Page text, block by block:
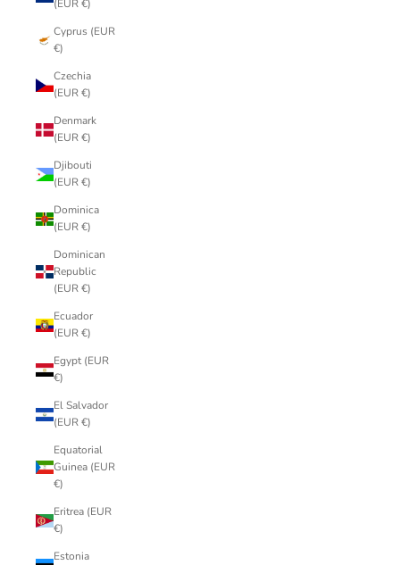
(EUR €)
Cyprus (EUR
€)
Czechia
(EUR €)
Denmark
(EUR €)
Djibouti
(EUR €)
Dominica
(EUR €)
Dominican
Republic
(EUR €)
Ecuador
(EUR €)
Egypt (EUR
€)
El Salvador
(EUR €)
Equatorial
Guinea (EUR
€)
Eritrea (EUR
€)
Estonia